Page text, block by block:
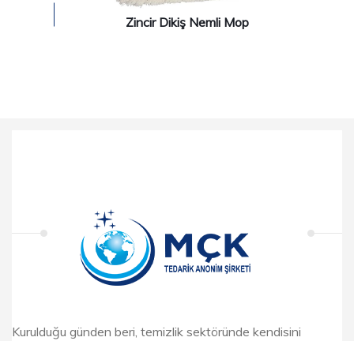
Zincir Dikiş Nemli Mop
Kurulduğu günden beri, temizlik sektöründe kendisini